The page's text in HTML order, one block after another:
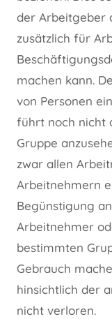
der Arbeitgeber
zusätzlich für
machen kann.
von Personen
führt noch nicht
Gruppe
zwar allen
Arbeitnehmern
Begünstigung
Arbeitnehmer
bestimmten
Gebrauch
hinsichtlich der
nicht verloren.